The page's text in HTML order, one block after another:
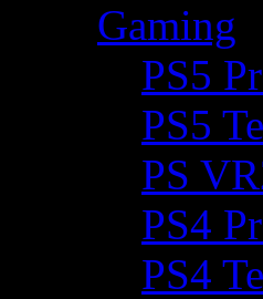
Gaming
PS5
PS5
PS
PS4
PS4